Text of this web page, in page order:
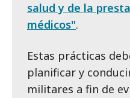
salud y de la
médicos".
Estas prácticas
planificar y
militares a fin de